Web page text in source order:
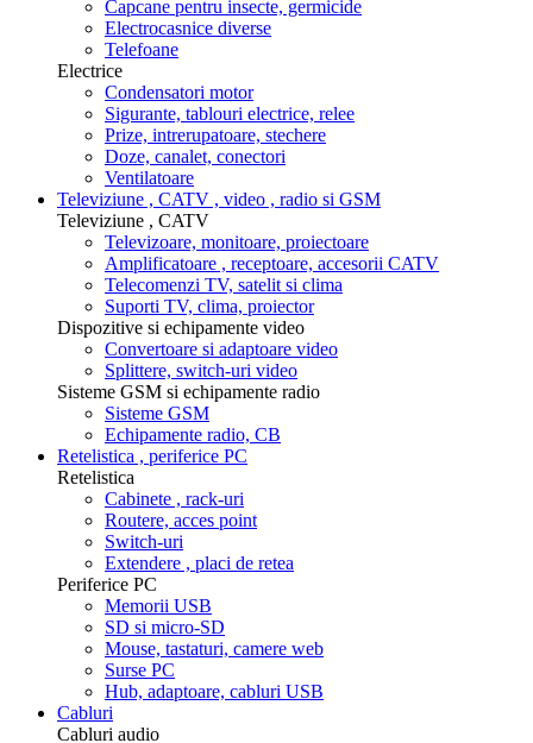
Capcane pentru insecte, germicide
Electrocasnice diverse
Telefoane
Electrice
Condensatori motor
Sigurante, tablouri electrice, relee
Prize, intrerupatoare, stechere
Doze, canalet, conectori
Ventilatoare
Televiziune , CATV , video , radio si GSM
Televiziune , CATV
Televizoare, monitoare, proiectoare
Amplificatoare , receptoare, accesorii CATV
Telecomenzi TV, satelit si clima
Suporti TV, clima, proiector
Dispozitive si echipamente video
Convertoare si adaptoare video
Splittere, switch-uri video
Sisteme GSM si echipamente radio
Sisteme GSM
Echipamente radio, CB
Retelistica , periferice PC
Retelistica
Cabinete , rack-uri
Routere, acces point
Switch-uri
Extendere , placi de retea
Periferice PC
Memorii USB
SD si micro-SD
Mouse, tastaturi, camere web
Surse PC
Hub, adaptoare, cabluri USB
Cabluri
Cabluri audio